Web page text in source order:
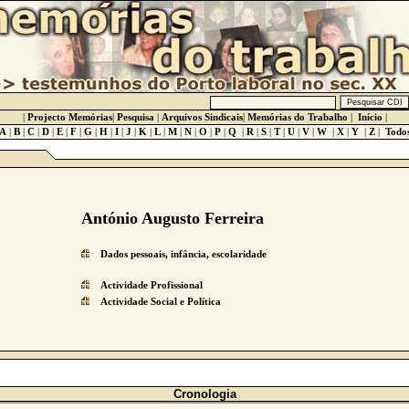
| Projecto Memórias| Pesquisa | Arquivos Sindicais| Memórias do Trabalho | Início |
| B| C| D| E| F| G| H| I| J | K | L| M| N| O | P| Q | R | S| T| U| V | W| X| Y| Z|
António Augusto Ferreira
Dados pessoais, infância, escolaridade
Actividade Profissional
Actividade Social e Política
Cronologia